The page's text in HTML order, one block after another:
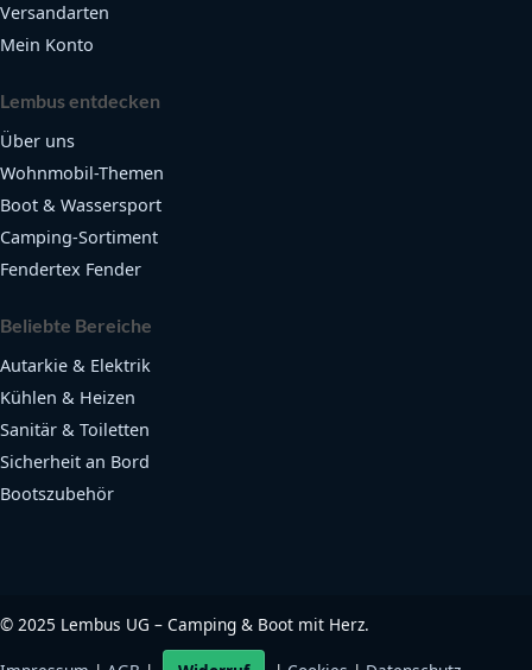
Versandarten
Mein Konto
Lembus entdecken
Über uns
Wohnmobil-Themen
Boot & Wassersport
Camping-Sortiment
Fendertex Fender
Beliebte Bereiche
Autarkie & Elektrik
Kühlen & Heizen
Sanitär & Toiletten
Sicherheit an Bord
Bootszubehör
© 2025 Lembus UG – Camping & Boot mit Herz.